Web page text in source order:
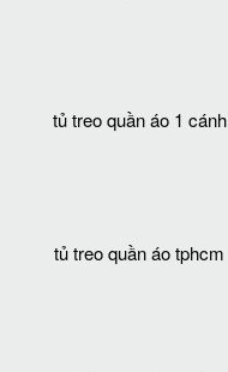
tủ treo quần áo 1 cánh
tủ treo quần áo tphcm